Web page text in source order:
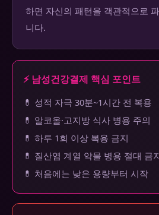
하면 자신의 패턴을 객관적으로
니다.
⚡ 남성건강결제 핵심 포인트
💊 성적 자극 30분~1시간 전 복용
💊 알코올·고지방 식사 병용 주의
💊 하루 1회 이상 복용 금지
💊 질산염 계열 약물 병용 절대 금
💊 처음에는 낮은 용량부터 시작